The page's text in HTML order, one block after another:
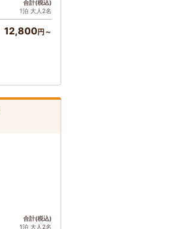
合計(税込)
1泊 大人2名
12,800円～
合計(税込)
1泊 大人2名